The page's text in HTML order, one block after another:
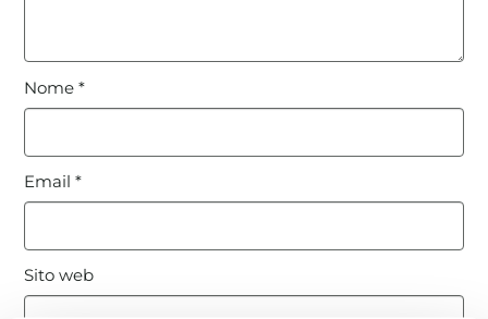
Nome*
Email*
Sito web